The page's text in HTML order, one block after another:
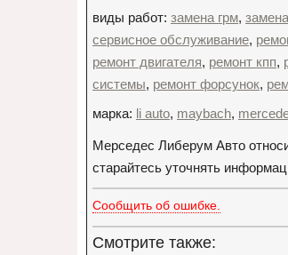
виды работ: замена грм,
сервисное обслуживание,
ремонт двигателя, ремонт кпп,
системы, ремонт форсунок,
марка: li auto, maybach,
Мерседес Либерум Авто
старайтесь уточнять
Сообщить об ошибке.
Смотрите также: